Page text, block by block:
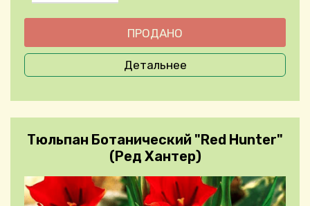
Детальнее
Тюльпан Ботанический "Red Hunter"
(Ред Хантер)